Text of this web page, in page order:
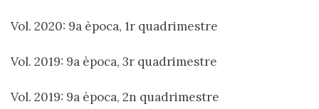
Vol. 2020: 9a època, 1r quadrimestre
Vol. 2019: 9a època, 3r quadrimestre
Vol. 2019: 9a època, 2n quadrimestre